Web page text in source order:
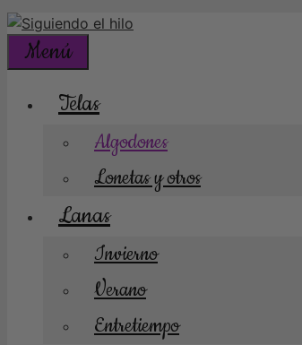
Menú
Telas
Algodones
Lonetas y otros
Lanas
Invierno
Verano
Entretiempo